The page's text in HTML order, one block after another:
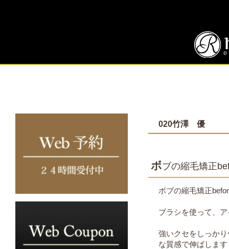
020竹澤 優
ボブの縮毛矯正
ボブの縮毛矯正
ブラシを使って、
強いクセをしっか
な質感で伸ばします